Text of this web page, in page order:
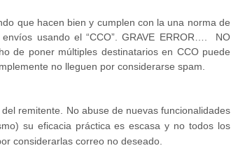
que hacen bien y cumplen con la una norma de
usando el “CCO”. GRAVE ERROR…. NO
de poner múltiples destinatarios en CCO puede
no lleguen por considerarse spam.
remitente. No abuse de nuevas funcionalidades
su eficacia práctica es escasa y no todos los
considerarlas correo no deseado.